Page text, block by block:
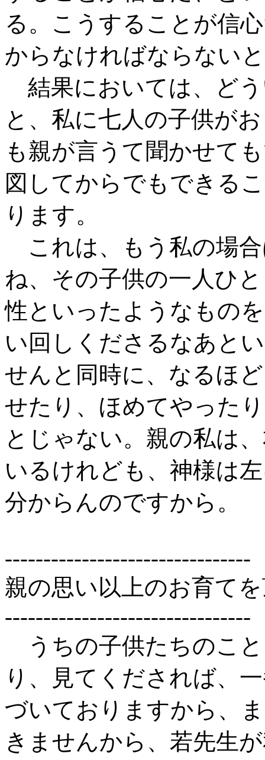
る。こうすることが信
からなければならない
結果においては、ど
と、私に七人の子供が
も親が言うて聞かせて
図してからでもできる
ります。
これは、もう私の場
ね、その子供の一人ひ
性といったようなもの
い回しくださるなあと
せんと同時に、なるほ
せたり、ほめてやった
とじゃない。親の私は
いるけれども、神様は
分からんのですから。
--------------------------------
親の思い以上のお育て
--------------------------------
うちの子供たちのこ
り、見てくだされば、
づいておりますから、
きませんから、若先生